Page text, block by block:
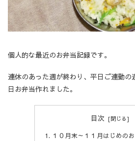
個人的な最近のお弁当記録です。
連休のあった週が終わり、平日ご連勤の
日お弁当作れました。
目次
１０月末～１１月はじめの